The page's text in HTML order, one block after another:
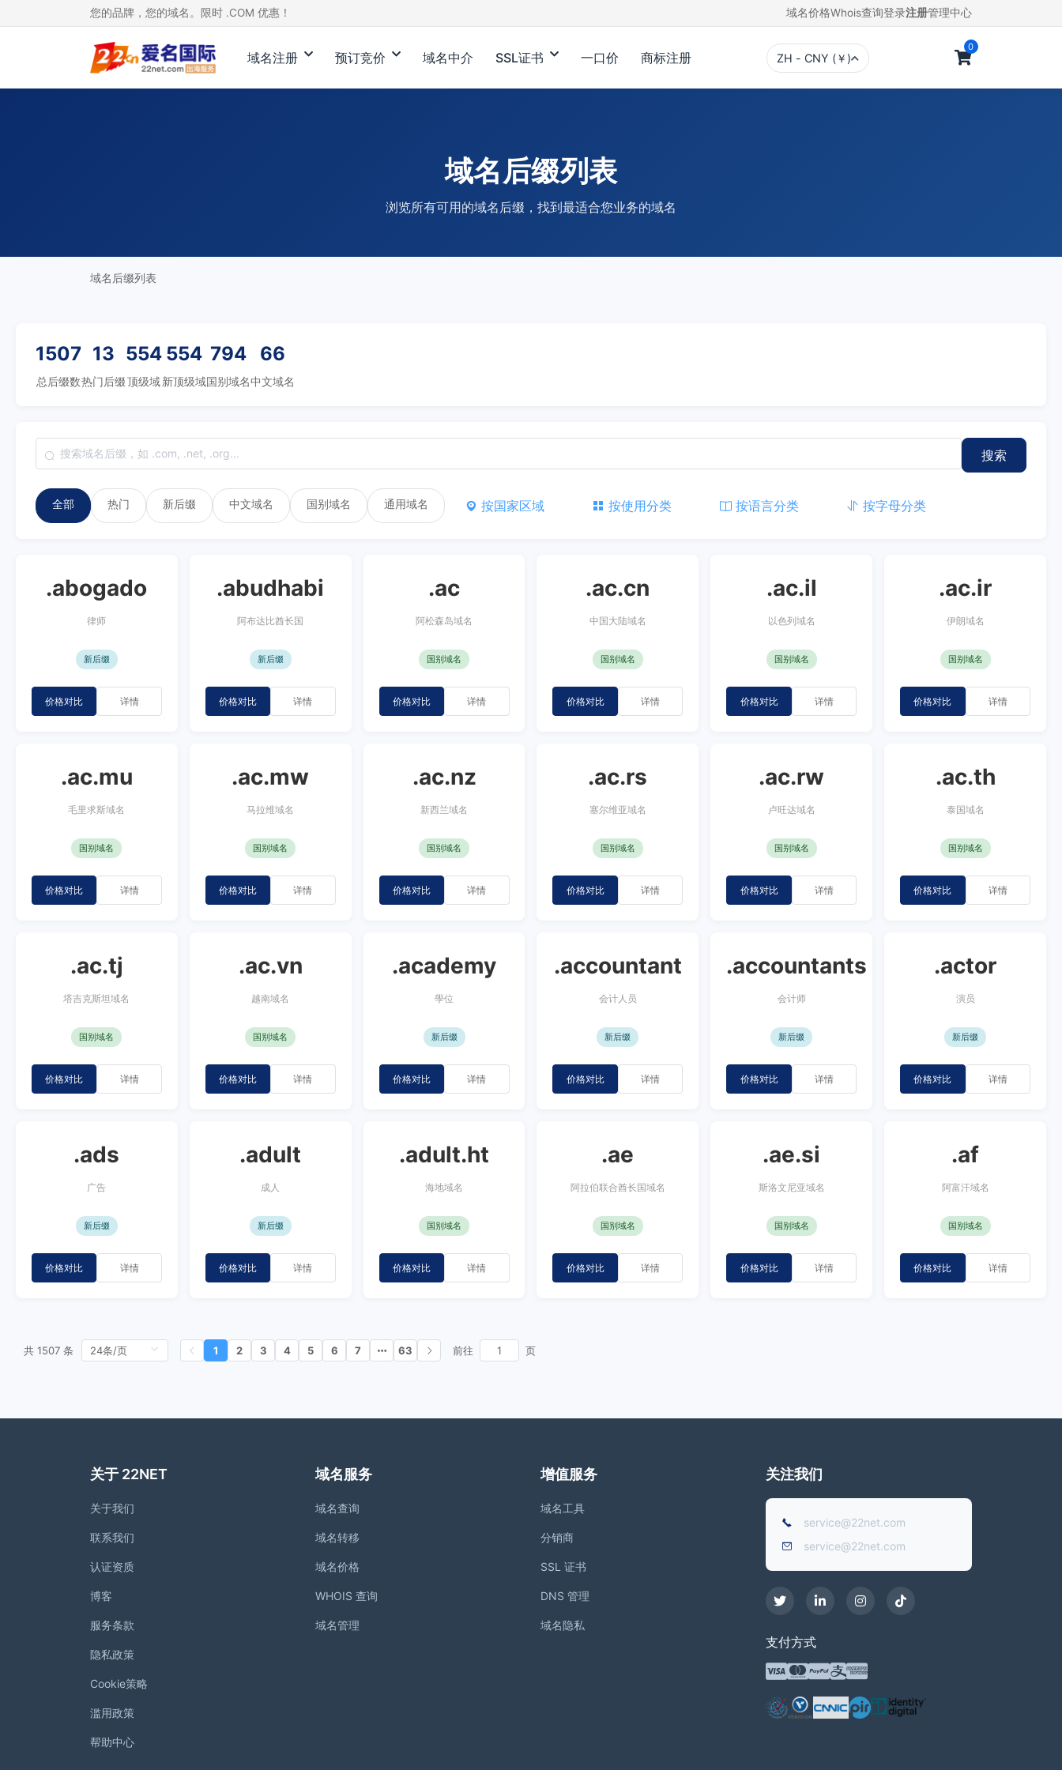
您的品牌，您的域名。限时 .COM 优惠！ 域名价格Whois查询登录注册管理中心
域名注册 预订竞价 域名中介 SSL证书 一口价 商标注册 ZH - CNY (￥)
0
域名后缀列表
浏览所有可用的域名后缀，找到最适合您业务的域名
域名后缀列表
1507
总后缀数
13
热门后缀
554
顶级域
554
新顶级域
794
国别域名
66
中文域名
搜索
全部 热门 新后缀 中文域名 国别域名 通用域名 按国家区域 按使用分类 按语言分类 按字母分类
.abogado
律师
新后缀
价格对比 详情
.abudhabi
阿布达比酋长国
新后缀
价格对比 详情
.ac
阿松森岛域名
国别域名
价格对比 详情
.ac.cn
中国大陆域名
国别域名
价格对比 详情
.ac.il
以色列域名
国别域名
价格对比 详情
.ac.ir
伊朗域名
国别域名
价格对比 详情
.ac.mu
毛里求斯域名
国别域名
价格对比 详情
.ac.mw
马拉维域名
国别域名
价格对比 详情
.ac.nz
新西兰域名
国别域名
价格对比 详情
.ac.rs
塞尔维亚域名
国别域名
价格对比 详情
.ac.rw
卢旺达域名
国别域名
价格对比 详情
.ac.th
泰国域名
国别域名
价格对比 详情
.ac.tj
塔吉克斯坦域名
国别域名
价格对比 详情
.ac.vn
越南域名
国别域名
价格对比 详情
.academy
學位
新后缀
价格对比 详情
.accountant
会计人员
新后缀
价格对比 详情
.accountants
会计师
新后缀
价格对比 详情
.actor
演员
新后缀
价格对比 详情
.ads
广告
新后缀
价格对比 详情
.adult
成人
新后缀
价格对比 详情
.adult.ht
海地域名
国别域名
价格对比 详情
.ae
阿拉伯联合酋长国域名
国别域名
价格对比 详情
.ae.si
斯洛文尼亚域名
国别域名
价格对比 详情
.af
阿富汗域名
国别域名
价格对比 详情
共 1507 条 1 2 3 4 5 6 7 63 前往 页
关于 22NET
关于我们
联系我们
认证资质
博客
服务条款
隐私政策
Cookie策略
滥用政策
帮助中心
域名服务
域名查询
域名转移
域名价格
WHOIS 查询
域名管理
增值服务
域名工具
分销商
SSL 证书
DNS 管理
域名隐私
关注我们
service@22net.com
service@22net.com
支付方式